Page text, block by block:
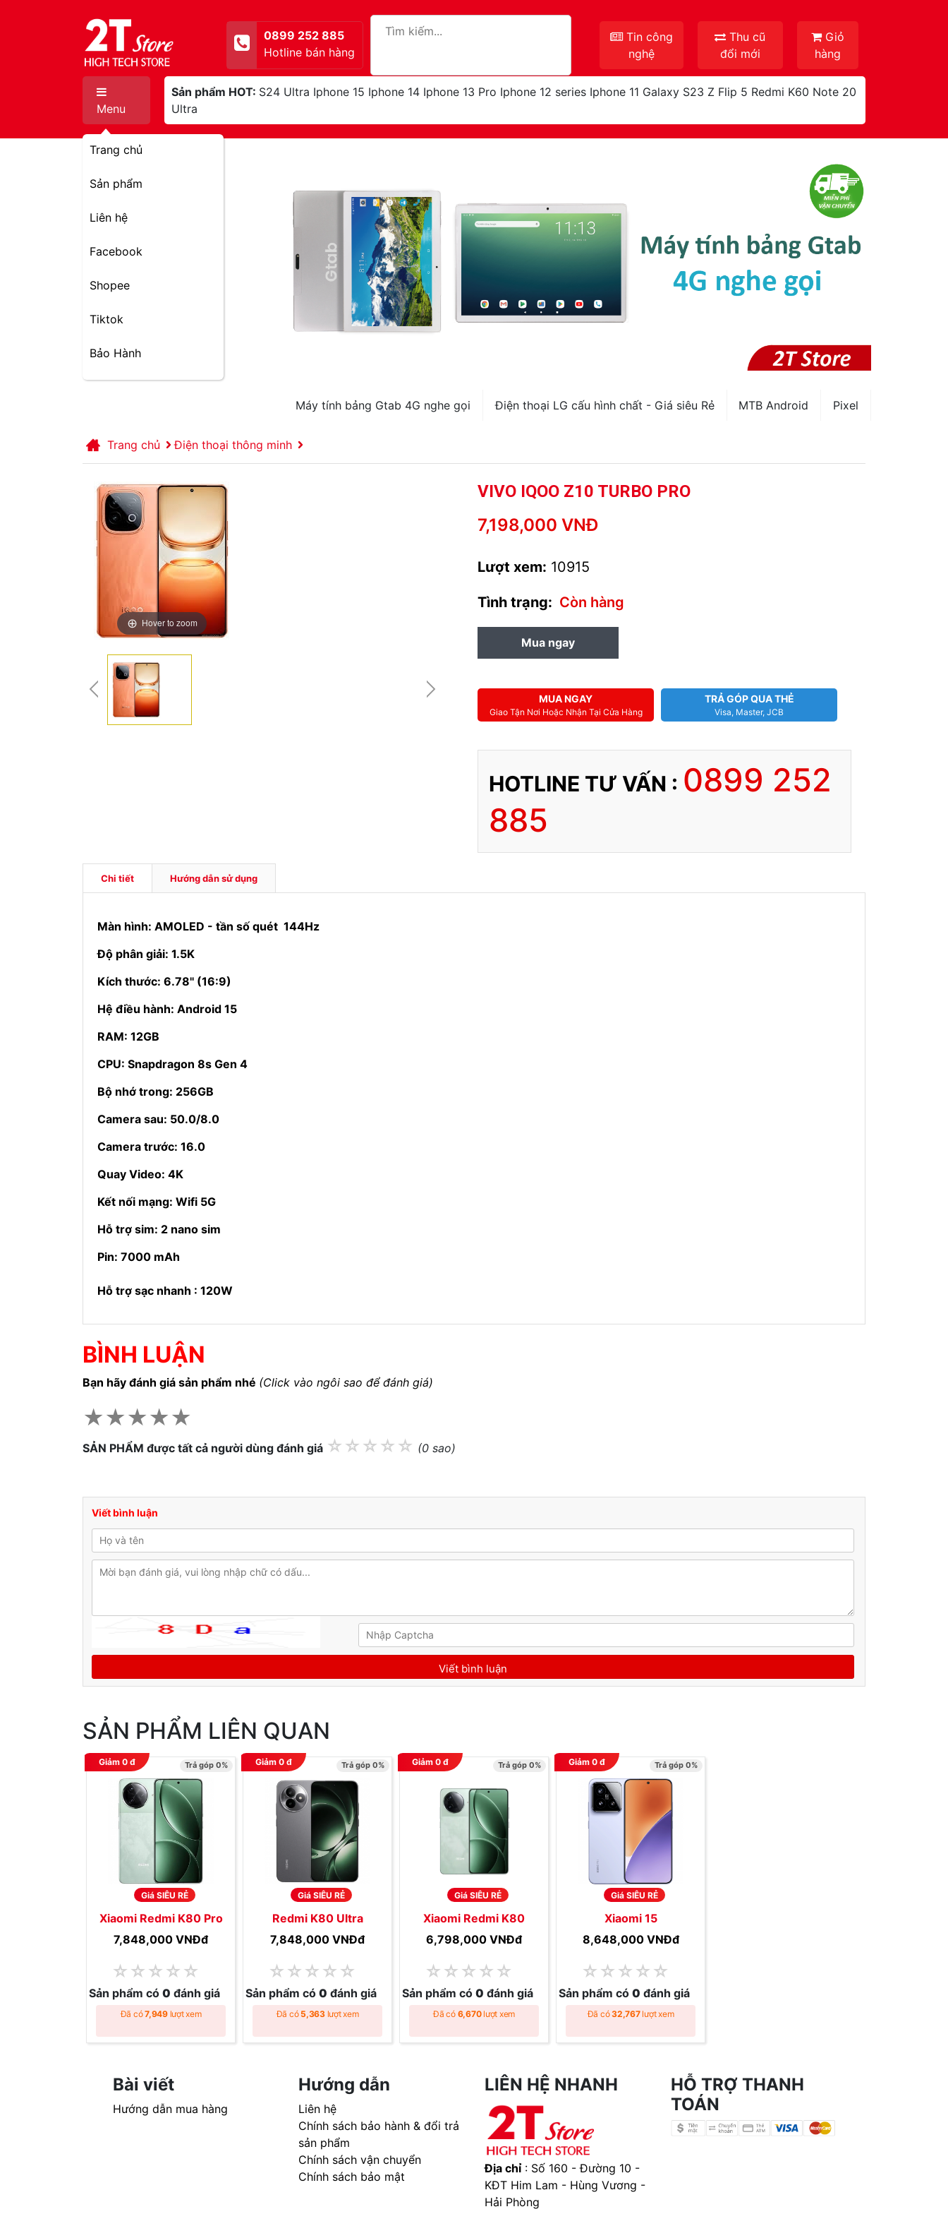
0899 252 885
Hotline bán hàng
Tin công
nghệ
Thu cũ
đổi mới
Giỏ
hàng
Menu
Trang chủ
Sản phẩm
Liên hệ
Facebook
Shopee
Tiktok
Bảo Hành
Sản phẩm HOT: S24 Ultra Iphone 15 Iphone 14 Iphone 13 Pro Iphone 12 series Iphone 11 Galaxy S23 Z Flip 5 Redmi K60 Note 20
Ultra
Máy tính bảng Gtab 4G nghe gọi Điện thoại LG cấu hình chất - Giá siêu Rẻ MTB Android Pixel
Trang chủ Điện thoại thông minh
Hover to zoom
VIVO IQOO Z10 TURBO PRO
7,198,000 VNĐ
Lượt xem: 10915
Tình trạng: Còn hàng
Mua ngay
MUA NGAY
Giao Tận Nơi Hoặc Nhận Tại Cửa Hàng
TRẢ GÓP QUA THẺ
Visa, Master, JCB
HOTLINE TƯ VẤN : 0899 252
885
Chi tiết Hướng dẫn sử dụng
Màn hình: AMOLED - tần số quét 144Hz
Độ phân giải: 1.5K
Kích thước: 6.78'' (16:9)
Hệ điều hành: Android 15
RAM: 12GB
CPU: Snapdragon 8s Gen 4
Bộ nhớ trong: 256GB
Camera sau: 50.0/8.0
Camera trước: 16.0
Quay Video: 4K
Kết nối mạng: Wifi 5G
Hỗ trợ sim: 2 nano sim
Pin: 7000 mAh
Hỗ trợ sạc nhanh : 120W
BÌNH LUẬN
Bạn hãy đánh giá sản phẩm nhé (Click vào ngôi sao để đánh giá)
★★★★★
SẢN PHẨM được tất cả người dùng đánh giá ☆ ☆ ☆ ☆ ☆ (0 sao)
Viết bình luận
SẢN PHẨM LIÊN QUAN
Giảm0 đ Trả góp 0%
Giá SIÊU RẺ
Xiaomi Redmi K80 Pro
7,848,000 VNĐđ
☆ ☆ ☆ ☆ ☆
Sản phẩm có 0 đánh giá
Đã có7,949lượt xem
Giảm0 đ Trả góp 0%
Giá SIÊU RẺ
Redmi K80 Ultra
7,848,000 VNĐđ
☆ ☆ ☆ ☆ ☆
Sản phẩm có 0 đánh giá
Đã có 5,363lượt xem
Giảm0 đ Trả góp 0%
Giá SIÊU RẺ
Xiaomi Redmi K80
6,798,000 VNĐđ
☆ ☆ ☆ ☆ ☆
Sản phẩm có 0 đánh giá
Đã có 6,670lượt xem
Giảm0 đ Trả góp 0%
Giá SIÊU RẺ
Xiaomi 15
8,648,000 VNĐđ
☆ ☆ ☆ ☆ ☆
Sản phẩm có 0 đánh giá
Đã có32,767lượt xem
Bài viết
Hướng dẫn mua hàng
Hướng dẫn
Liên hệ
Chính sách bảo hành & đổi trả
sản phẩm
Chính sách vận chuyển
Chính sách bảo mật
LIÊN HỆ NHANH
Địa chỉ: Số 160 - Đường 10 -
KĐT Him Lam - Hùng Vương -
Hải Phòng
HỖ TRỢ THANH
TOÁN